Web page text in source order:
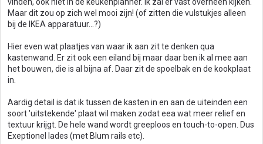
Maar dit zou op zich wel mooi zijn! (of zitten die vulstukjes alleen
bij de IKEA apparatuur...?)
Hier even wat plaatjes van waar ik aan zit te denken qua
kastenwand. Er zit ook een eiland bij maar daar ben ik al mee aan
het bouwen, die is al bijna af. Daar zit de spoelbak en de kookplaat
in.
Aardig detail is dat ik tussen de kasten in en aan de uiteinden een
soort 'uitstekende' plaat wil maken zodat eea wat meer relief en
textuur krijgt. De hele wand wordt greeploos en touch-to-open. Dus
Exeptionel lades (met Blum rails etc).